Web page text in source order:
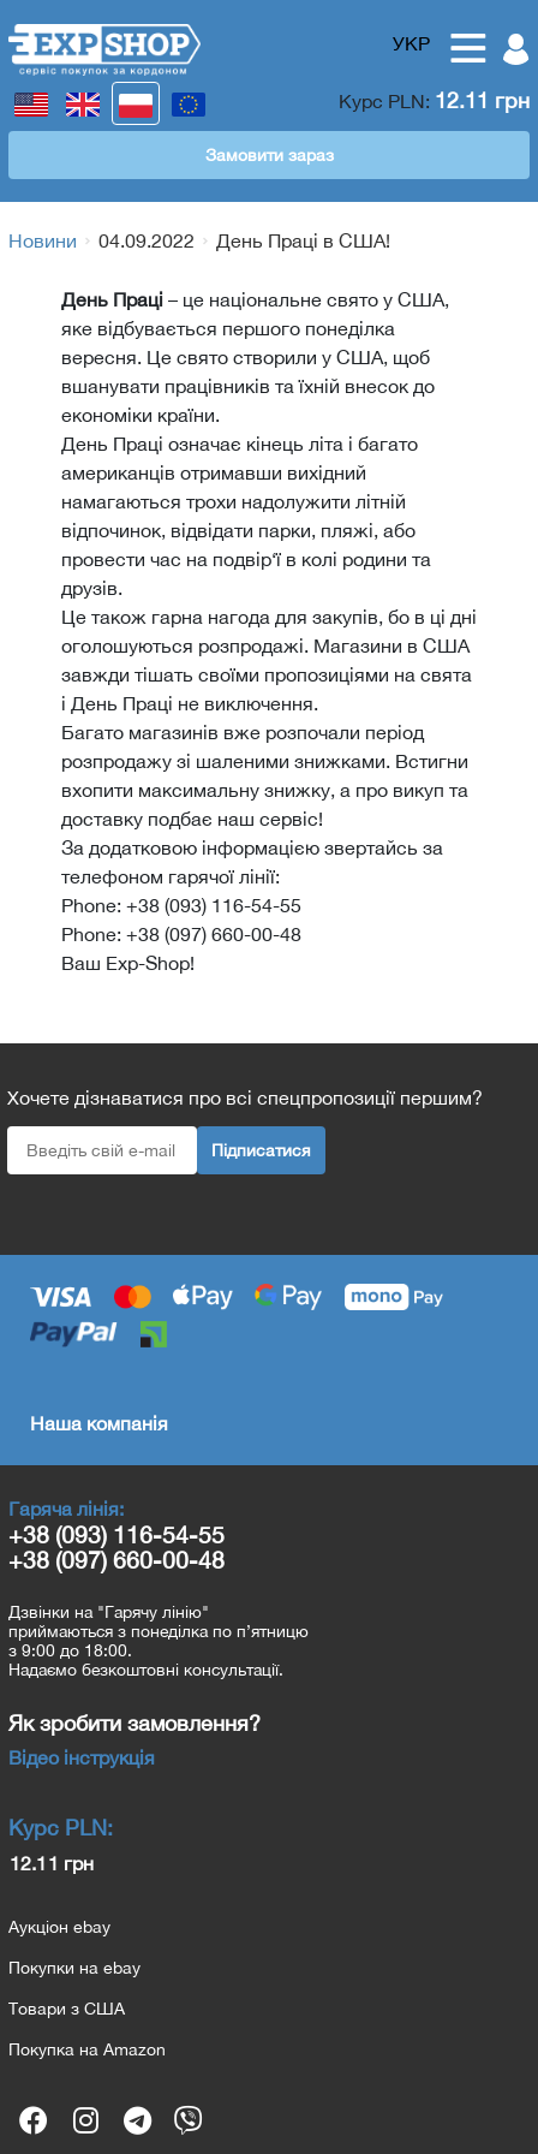
УКР
Курс PLN: 12.11 грн
Замовити зараз
Новини 04.09.2022 День Праці в США!
День Праці – це національне свято у США,
яке відбувається першого понеділка
вересня. Це свято створили у США, щоб
вшанувати працівників та їхній внесок до
економіки країни.
День Праці означає кінець літа і багато
американців отримавши вихідний
намагаються трохи надолужити літній
відпочинок, відвідати парки, пляжі, або
провести час на подвір‘ї в колі родини та
друзів.
Це також гарна нагода для закупів, бо в ці дні
оголошуються розпродажі. Магазини в США
завжди тішать своїми пропозиціями на свята
і День Праці не виключення.
Багато магазинів вже розпочали період
розпродажу зі шаленими знижками. Встигни
вхопити максимальну знижку, а про викуп та
доставку подбає наш сервіс!
За додатковою інформацією звертайсь за
телефоном гарячої лінії:
Phone: +38 (093) 116-54-55
Phone: +38 (097) 660-00-48
Ваш Exp-Shop!
Хочете дізнаватися про всі спецпропозиції першим?
Підписатися
Наша компанія
Гаряча лінія:
+38 (093) 116-54-55
+38 (097) 660-00-48
Дзвінки на "Гарячу лінію"
приймаються з понеділка по п’ятницю
з 9:00 до 18:00.
Надаємо безкоштовні консультації.
Як зробити замовлення?
Відео інструкція
Курс PLN:
12.11 грн
Аукціон ebay
Покупки на ebay
Товари з США
Покупка на Amazon